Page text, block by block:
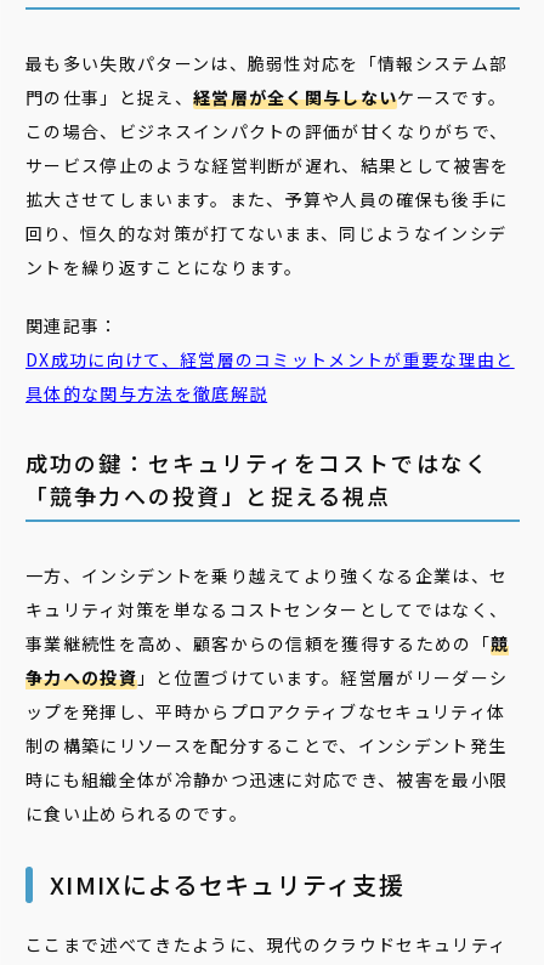
最も多い失敗パターンは、脆弱性対応を「情報システム部
門の仕事」と捉え、 経営層が全く関与しないケースです。
この場合、ビジネスインパクトの評価が甘くなりがちで、
サービス停止のような経営判断が遅れ、結果として被害を
拡大させてしまいます。また、予算や人員の確保も後手に
回り、恒久的な対策が打てないまま、同じようなインシデ
ントを繰り返すことになります。
関連記事：
DX成功に向けて、 経営層のコミットメントが重要な理由と
具体的な関与方法を徹底解説
成功の鍵：セキュリティをコストではなく
「競争力への投資」と捉える視点
一方、インシデントを乗り越えてより強くなる企業は、セ
キュリティ対策を単なるコストセンターとしてではなく、
事業継続性を高め、顧客からの信頼を獲得するための「競
争力への投資」と位置づけています。経営層がリーダーシ
ップを発揮し、平時からプロアクティブなセキュリティ体
制の構築にリソースを配分することで、インシデント発生
時にも組織全体が冷静かつ迅速に対応でき、被害を最小限
に食い止められるのです。
XIMIXによるセキュリティ支援
ここまで述べてきたように、現代のクラウドセキュリティ